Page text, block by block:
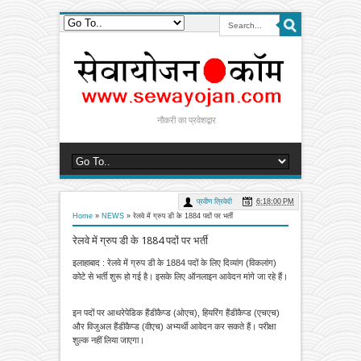
नौकरी का प्रवेशद्वार
Home » NEWS » रेलवे में ग्रुप डी के 1884 पदों पर भर्ती
रेलवे में ग्रुप डी के 1884 पदों पर भर्ती
प्रवीण त्रिवेदी 6:18:00 PM
इलाहाबाद : रेलवे में ग्रुप डी के 1884 पदों के लिए दिव्यांग (विकलांग)
कोटे से भर्ती शुरू हो गई है। इसके लिए ऑनलाइन आवेदन मांगे जा रहे हैं।
इन पदों पर आथरेपेडिक हैंडीकैप्ड (ओएच), हियरिंग हैंडीकैप्ड (एचएच)
और विजुअल हैंडीकैप्ड (वीएच) अभ्यर्थी आवेदन कर सकते हैं। परीक्षा
शुल्क नहीं लिया जाएगा।